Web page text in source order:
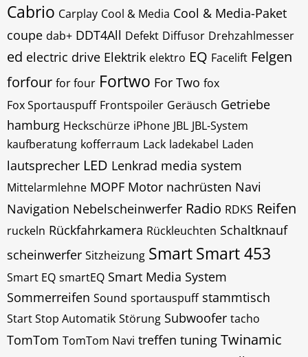
Cabrio Carplay Cool & Media Cool & Media-Paket
coupe dab+ DDT4All Defekt Diffusor Drehzahlmesser
ed electric drive Elektrik elektro EQ Facelift Felgen
forfour for four Fortwo For Two fox
Fox Sportauspuff Frontspoiler Geräusch Getriebe
hamburg Heckschürze iPhone JBL JBL-System
kaufberatung kofferraum Lack ladekabel Laden
lautsprecher LED Lenkrad media system
Mittelarmlehne MOPF Motor nachrüsten Navi
Navigation Nebelscheinwerfer Radio RDKS Reifen
ruckeln Rückfahrkamera Rückleuchten Schaltknauf
scheinwerfer Sitzheizung SmartSmart 453
Smart EQ smartEQ Smart Media System
Sommerreifen Sound sportauspuff stammtisch
Start Stop Automatik Störung Subwoofer tacho
TomTom TomTom Navi treffen tuning Twinamic